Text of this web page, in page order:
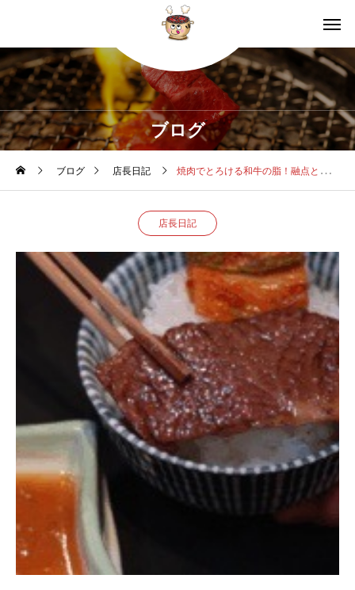
ブログ
ブログ 店長日記 焼肉でとろける和牛の脂！融点と美味しさの秘密
店長日記